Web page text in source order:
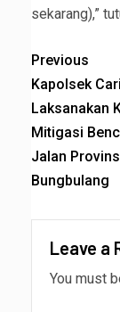
sekarang),”
Previous
Kapolsek
Laksanakan
Mitigasi
Jalan
Bungbulang
Leave a
You must